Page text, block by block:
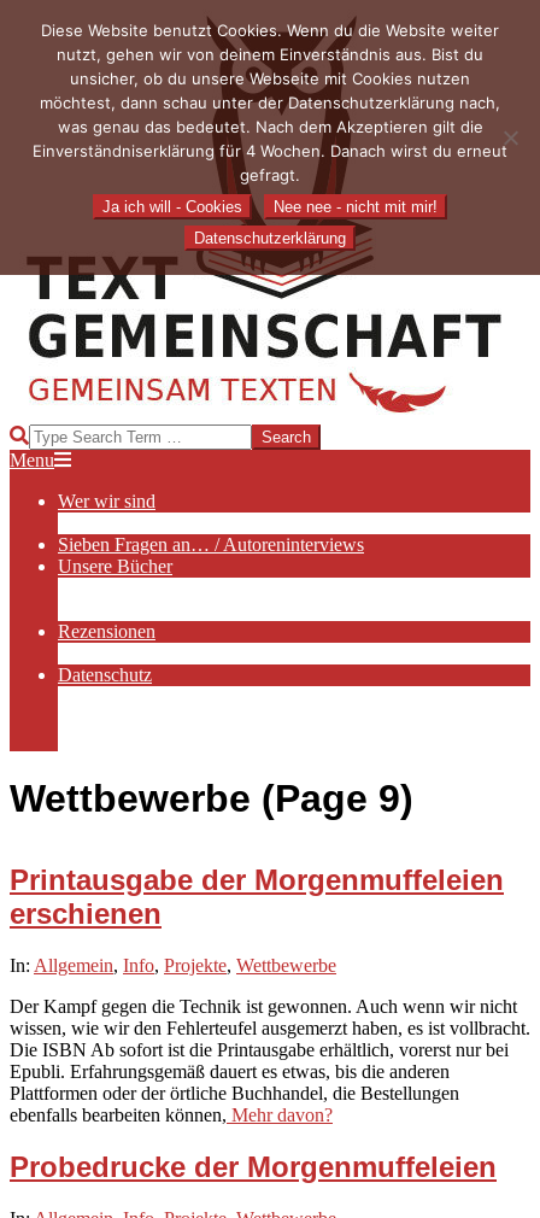
content
TEXTGEMEINSCHAFT
Search
Primary
Menu
Menu
Wer wir sind
Sieben Fragen an… / Autoreninterviews
Unsere Bücher
Rezensionen
Datenschutz
Wettbewerbe (Page 9)
Printausgabe der Morgenmuffeleien
erschienen
2020-
12
In: Allgemein, Info, Projekte, Wettbewerbe
Der Kampf gegen die Technik ist gewonnen. Auch wenn wir nicht
wissen, wie wir den Fehlerteufel ausgemerzt haben, es ist vollbracht.
Die ISBN Ab sofort ist die Printausgabe erhältlich, vorerst nur bei
Epubli. Erfahrungsgemäß dauert es etwas, bis die anderen
Plattformen oder der örtliche Buchhandel, die Bestellungen
ebenfalls bearbeiten können, Mehr davon?
Probedrucke der Morgenmuffeleien
Diese Website benutzt Cookies. Wenn du die Website weiter
nutzt, gehen wir von deinem Einverständnis aus. Bist du
unsicher, ob du unsere Webseite mit Cookies nutzen
möchtest, dann schau unter der Datenschutzerklärung nach,
was genau das bedeutet. Nach dem Akzeptieren gilt die
Einverständniserklärung für 4 Wochen. Danach wirst du erneut
gefragt.
Ja ich will - Cookies
Nee nee - nicht mit mir!
Datenschutzerklärung